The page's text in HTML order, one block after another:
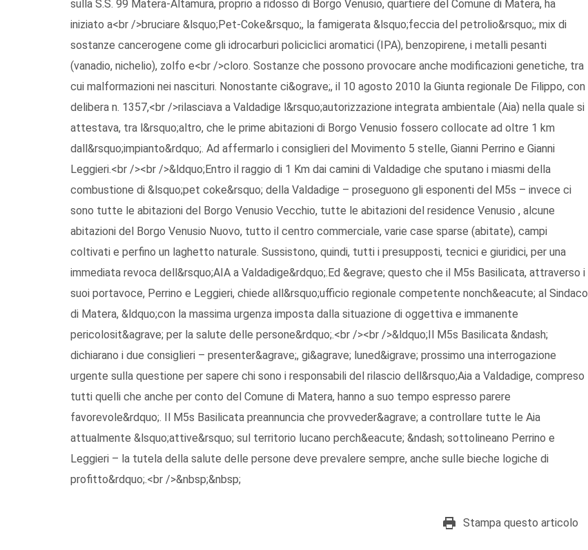
sulla S.S. 99 Matera-Altamura, proprio a ridosso di Borgo Venusio, quartiere del Comune di Matera, ha
iniziato a<br />bruciare &lsquo;Pet-Coke&rsquo;, la famigerata &lsquo;feccia del petrolio&rsquo;, mix di
sostanze cancerogene come gli idrocarburi policiclici aromatici (IPA), benzopirene, i metalli pesanti
(vanadio, nichelio), zolfo e<br />cloro. Sostanze che possono provocare anche modificazioni genetiche, tra
cui malformazioni nei nascituri. Nonostante ci&ograve;, il 10 agosto 2010 la Giunta regionale De Filippo, con
delibera n. 1357,<br />rilasciava a Valdadige l&rsquo;autorizzazione integrata ambientale (Aia) nella quale si
attestava, tra l&rsquo;altro, che le prime abitazioni di Borgo Venusio fossero collocate ad oltre 1 km
dall&rsquo;impianto&rdquo;. Ad affermarlo i consiglieri del Movimento 5 stelle, Gianni Perrino e Gianni
Leggieri.<br /><br />&ldquo;Entro il raggio di 1 Km dai camini di Valdadige che sputano i miasmi della
combustione di &lsquo;pet coke&rsquo; della Valdadige – proseguono gli esponenti del M5s – invece ci
sono tutte le abitazioni del Borgo Venusio Vecchio, tutte le abitazioni del residence Venusio , alcune
abitazioni del Borgo Venusio Nuovo, tutto il centro commerciale, varie case sparse (abitate), campi
coltivati e perfino un laghetto naturale. Sussistono, quindi, tutti i presupposti, tecnici e giuridici, per una
immediata revoca dell&rsquo;AIA a Valdadige&rdquo;.Ed &egrave; questo che il M5s Basilicata, attraverso i
suoi portavoce, Perrino e Leggieri, chiede all&rsquo;ufficio regionale competente nonch&eacute; al Sindaco
di Matera, &ldquo;con la massima urgenza imposta dalla situazione di oggettiva e immanente
pericolosit&agrave; per la salute delle persone&rdquo;.<br /><br />&ldquo;Il M5s Basilicata &ndash;
dichiarano i due consiglieri – presenter&agrave;, gi&agrave; luned&igrave; prossimo una interrogazione
urgente sulla questione per sapere chi sono i responsabili del rilascio dell&rsquo;Aia a Valdadige, compreso
tutti quelli che anche per conto del Comune di Matera, hanno a suo tempo espresso parere
favorevole&rdquo;. Il M5s Basilicata preannuncia che provveder&agrave; a controllare tutte le Aia
attualmente &lsquo;attive&rsquo; sul territorio lucano perch&eacute; &ndash; sottolineano Perrino e
Leggieri – la tutela della salute delle persone deve prevalere sempre, anche sulle bieche logiche di
profitto&rdquo;.<br />&nbsp;&nbsp;
Stampa questo articolo